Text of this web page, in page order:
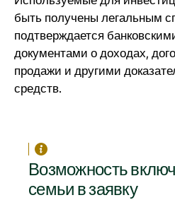
быть получены легальным
подтверждается
документами о доходах,
продажи и другими
средств.
Возможность
семьи в заявку